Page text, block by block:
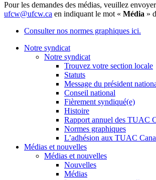
Pour les demandes des médias, veuillez
ufcw@ufcw.ca en indiquant le mot « Média »
Consulter nos normes graphiques ici.
Notre syndicat
Notre syndicat
Trouvez votre section locale
Statuts
Message du président
Conseil national
Fièrement syndiqué(e)
Histoire
Rapport annuel des TUAC
Normes graphiques
L’adhésion aux TUAC
Médias et nouvelles
Médias et nouvelles
Nouvelles
Médias